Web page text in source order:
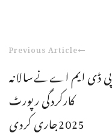
Previous Article
پی ڈی ایم اےنےسالانہ
کارکردگی رپورٹ
2025جاری کردی